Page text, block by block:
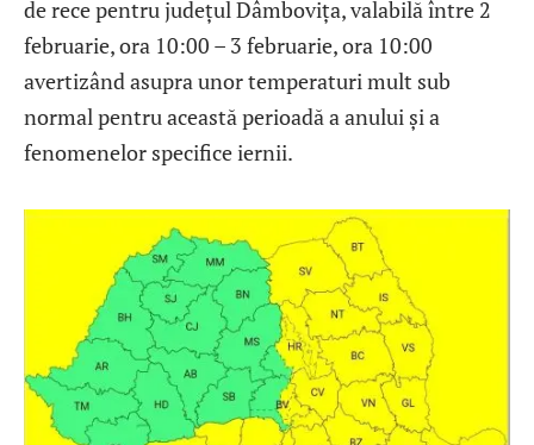
de rece pentru județul Dâmbovița, valabilă între 2
februarie, ora 10:00 – 3 februarie, ora 10:00
avertizând asupra unor temperaturi mult sub
normal pentru această perioadă a anului și a
fenomenelor specifice iernii.